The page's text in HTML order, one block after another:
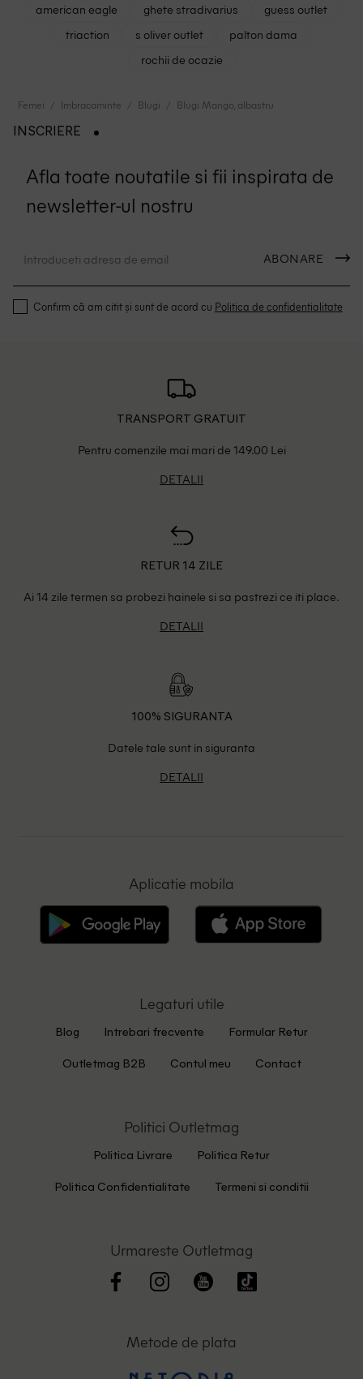
american eagle
ghete stradivarius
guess outlet
triaction
s oliver outlet
palton dama
rochii de ocazie
Femei Imbracaminte Blugi Blugi Mango, albastru
INSCRIERE
Afla toate noutatile si fii inspirata de
newsletter-ul nostru
ABONARE
Confirm că am citit și sunt de acord cu Politica de confidentialitate
TRANSPORT GRATUIT
Pentru comenzile mai mari de 149.00 Lei
DETALII
RETUR 14 ZILE
Ai 14 zile termen sa probezi hainele si sa pastrezi ce iti place.
DETALII
100% SIGURANTA
Datele tale sunt in siguranta
DETALII
Aplicatie mobila
Legaturi utile
Blog Intrebari frecvente Formular Retur
Outletmag B2B Contul meu Contact
Politici Outletmag
Politica Livrare Politica Retur
Politica Confidentialitate Termeni si conditii
Urmareste Outletmag
Metode de plata